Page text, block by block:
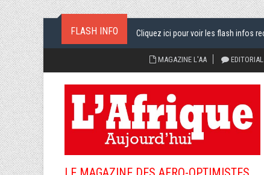
FLASH INFO
MAGAZINE L'AA EDITORIAL